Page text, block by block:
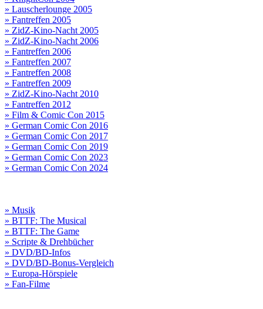
» Lauscherlounge 2005
» Fantreffen 2005
» ZidZ-Kino-Nacht 2005
» ZidZ-Kino-Nacht 2006
» Fantreffen 2006
» Fantreffen 2007
» Fantreffen 2008
» Fantreffen 2009
» ZidZ-Kino-Nacht 2010
» Fantreffen 2012
» Film & Comic Con 2015
» German Comic Con 2016
» German Comic Con 2017
» German Comic Con 2019
» German Comic Con 2023
» German Comic Con 2024
» Musik
» BTTF: The Musical
» BTTF: The Game
» Scripte & Drehbücher
» DVD/BD-Infos
» DVD/BD-Bonus-Vergleich
» Europa-Hörspiele
» Fan-Filme